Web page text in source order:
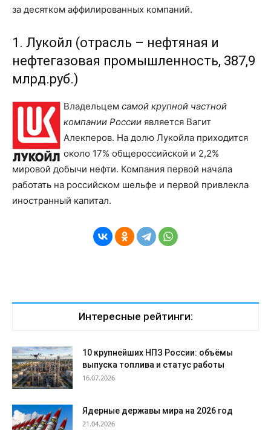
за десятком аффилированных компаний.
1. Лукойл (отрасль – нефтяная и
нефтегазовая промышленность, 387,9
млрд.руб.)
Владельцем самой крупной частной
компании России является Вагит
Алекперов. На долю Лукойла приходится
около 17% общероссийской и 2,2%
мировой добычи нефти. Компания первой начала
работать на российском шельфе и первой привлекла
иностранный капитал.
Интересные рейтинги:
10 крупнейших НПЗ России: объёмы
выпуска топлива и статус работы
16.07.2026
Ядерные державы мира на 2026 год
21.04.2026